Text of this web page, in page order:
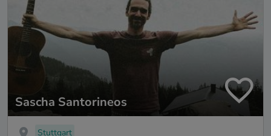
Sascha Santorineos
Stuttgart